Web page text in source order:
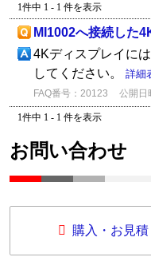
1件中 1 - 1 件を表示
MI1002へ接続した
4Kディスプレイに
してください。 詳細
FAQ番号：20123 公開日
1件中 1 - 1 件を表示
お問い合わせ
購入・お見